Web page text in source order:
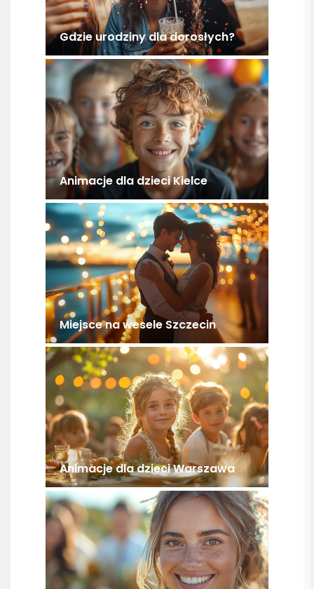
Gdzie urodziny dla dorosłych?
Animacje dla dzieci Kielce
Miejsce na wesele Szczecin
Animacje dla dzieci Warszawa